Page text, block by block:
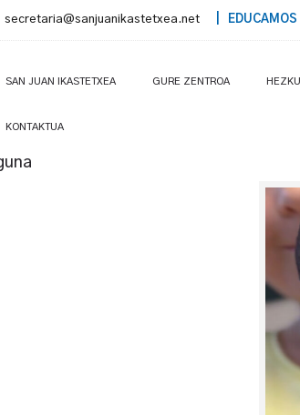
secretaria@sanjuanikastetxea.net | EDUCAMOS
SAN JUAN IKASTETXEA GURE ZENTROA
KONTAKTUA